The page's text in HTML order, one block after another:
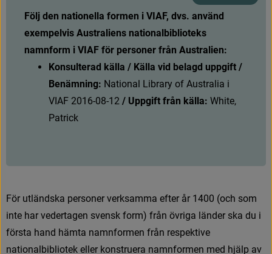
Följ den nationella formen i VIAF, dvs. använd
exempelvis Australiens nationalbiblioteks
namnform i VIAF för personer från Australien:
Konsulterad källa / Källa vid belagd uppgift /
Benämning: National Library of Australia i
VIAF 201 6-08-1 2 / Uppgift från källa: White,
Patrick
För utländska personer verksamma efter år 1400 (och som
inte har vedertagen svensk form) från övriga länder ska du i
första hand hämta namnformen från respektive
nationalbibliotek eller konstruera namnformen med hjälp av